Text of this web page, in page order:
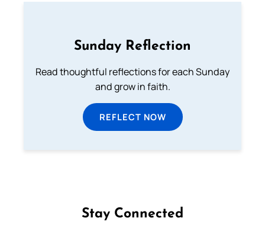
Sunday Reflection
Read thoughtful reflections for each Sunday
and grow in faith.
REFLECT NOW
Stay Connected